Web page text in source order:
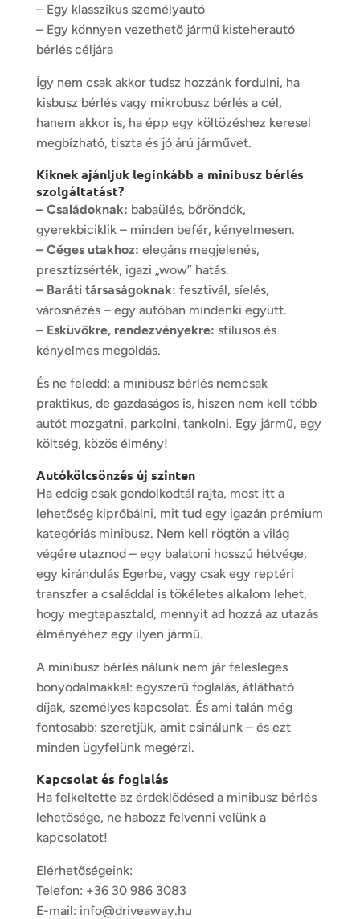
– Egy klasszikus személyautó
– Egy könnyen vezethető jármű kisteherautó
bérléscéljára
Így nem csak akkor tudsz hozzánk fordulni, ha
kisbusz bérlésvagy mikrobusz bérlésa cél,
hanem akkor is, ha épp egy költözéshez keresel
megbízható, tiszta és jó árú járművet.
Kiknek ajánljuk leginkább a minibusz bérlés
szolgáltatást?
– Családoknak: babaülés, bőröndök,
gyerekbiciklik – minden befér, kényelmesen.
– Céges utakhoz: elegáns megjelenés,
presztízsérték, igazi „wow” hatás.
– Baráti társaságoknak: fesztivál, síelés,
városnézés – egy autóban mindenki együtt.
– Esküvőkre, rendezvényekre: stílusos és
kényelmes megoldás.
És ne feledd: a minibusz bérlés nemcsak
praktikus, de gazdaságos is, hiszen nem kell több
autót mozgatni, parkolni, tankolni. Egy jármű, egy
költség, közös élmény!
Autókölcsönzés új szinten
Ha eddig csak gondolkodtál rajta, most itt a
lehetőség kipróbálni, mit tud egy igazán prémium
kategóriás minibusz. Nem kell rögtön a világ
végére utaznod – egy balatoni hosszú hétvége,
egy kirándulás Egerbe, vagy csak egy reptéri
transzfer a családdal is tökéletes alkalom lehet,
hogy megtapasztald, mennyit ad hozzá az utazás
élményéhez egy ilyen jármű.
A minibusz bérlés nálunk nem jár felesleges
bonyodalmakkal: egyszerű foglalás, átlátható
díjak, személyes kapcsolat. És ami talán még
fontosabb: szeretjük, amit csinálunk – és ezt
minden ügyfelünk megérzi.
Kapcsolat és foglalás
Ha felkeltette az érdeklődésed a minibusz bérlés
lehetősége, ne habozz felvenni velünk a
kapcsolatot!
Elérhetőségeink:
Telefon: +36 30 986 3083
E-mail: info@driveaway.hu